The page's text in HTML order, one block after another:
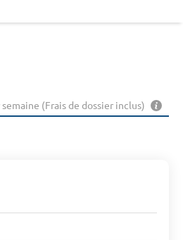
semaine (Frais de dossier inclus)